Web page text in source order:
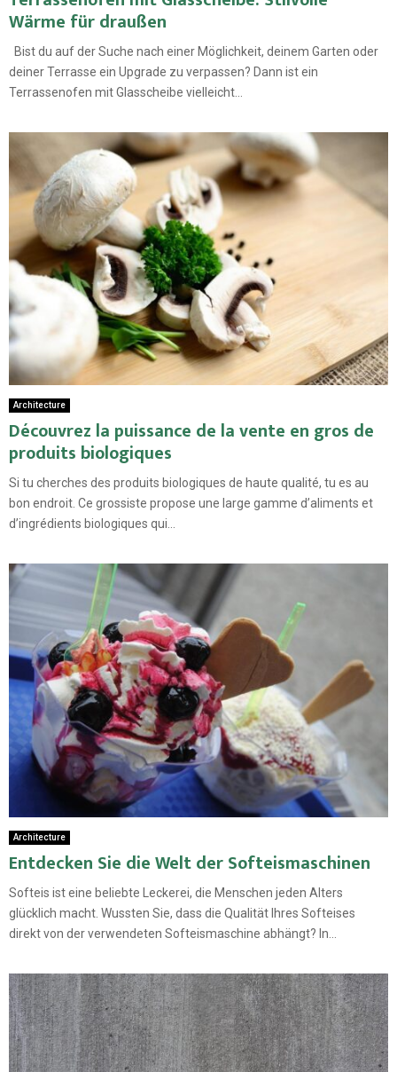
Wärme für draußen
Bist du auf der Suche nach einer Möglichkeit, deinem Garten oder
deiner Terrasse ein Upgrade zu verpassen? Dann ist ein
Terrassenofen mit Glasscheibe vielleicht...
Architecture
Découvrez la puissance de la vente en gros de
produits biologiques
Si tu cherches des produits biologiques de haute qualité, tu es au
bon endroit. Ce grossiste propose une large gamme d’aliments et
d’ingrédients biologiques qui...
Architecture
Entdecken Sie die Welt der Softeismaschinen
Softeis ist eine beliebte Leckerei, die Menschen jeden Alters
glücklich macht. Wussten Sie, dass die Qualität Ihres Softeises
direkt von der verwendeten Softeismaschine abhängt? In...